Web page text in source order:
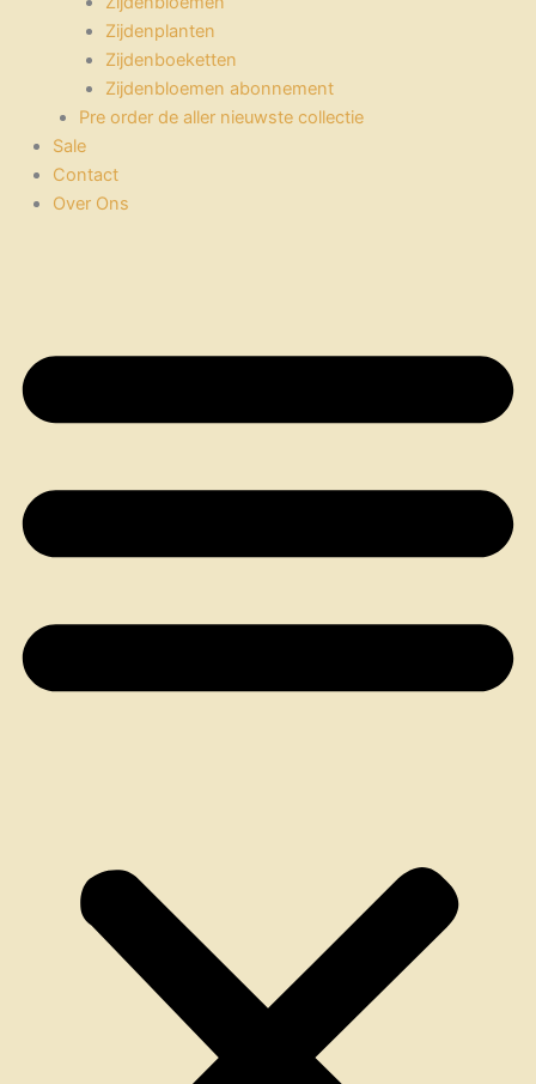
Zijdenplanten
Zijdenboeketten
Zijdenbloemen abonnement
Pre order de aller nieuwste collectie
Sale
Contact
Over Ons